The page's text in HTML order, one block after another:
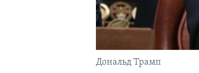
Дональд Трамп